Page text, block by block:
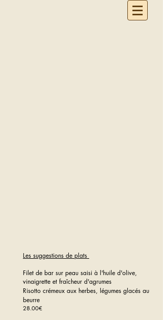
Les suggestions de plats​
Filet de bar sur peau saisi à l'huile d'olive,
vinaigrette et fraîcheur d'agrumes
Risotto crémeux aux herbes, légumes glacés au
beurre
28.00€